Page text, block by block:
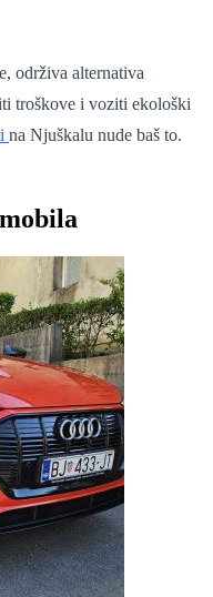
održiva alternativa
troškove i voziti ekološki
na Njuškalu nude baš to.